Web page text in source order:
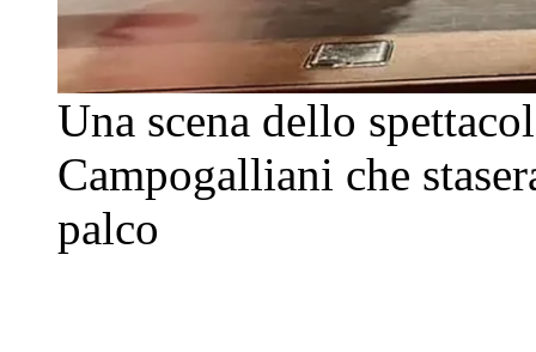
Una scena dello
Campogalliani che
palco